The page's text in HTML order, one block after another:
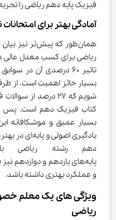
فیزیک پایه دهم ریاضی را
آمادگی بهتر برای امتحانات
همان‌طور که
ریاضی برای کسب معدل عالی
تاثیر 60 درصدی آن در
بسیار حائز اهمیت است. از
شویم که 27 درصد از
کتاب فیزیک دهم است. پس
بسیار عمیق و موشکافانه
یادگیری
پایه‌های یازدهم و دوازدهم
و عملکرد بهتری داشته باشد.
ویژگی های یک معلم
ریاضی